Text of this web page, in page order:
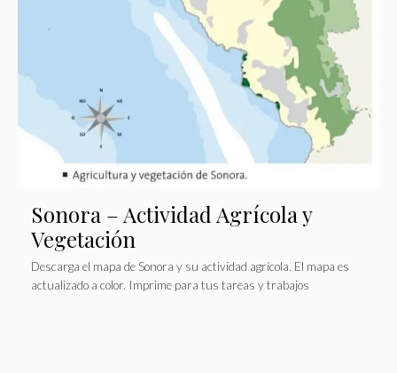
Sonora – Actividad Agrícola y
Vegetación
Descarga el mapa de Sonora y su actividad agrícola. El mapa es
actualizado a color. Imprime para tus tareas y trabajos